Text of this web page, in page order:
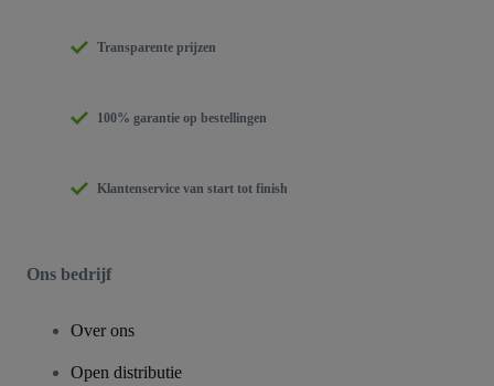
Transparente prijzen
100% garantie op bestellingen
Klantenservice van start tot finish
Ons bedrijf
Over ons
Open distributie